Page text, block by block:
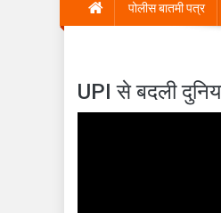
पोलीस बातमी पत्र
UPI से बदली